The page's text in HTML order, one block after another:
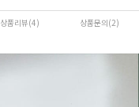
상품리뷰(4) 상품문의(2)